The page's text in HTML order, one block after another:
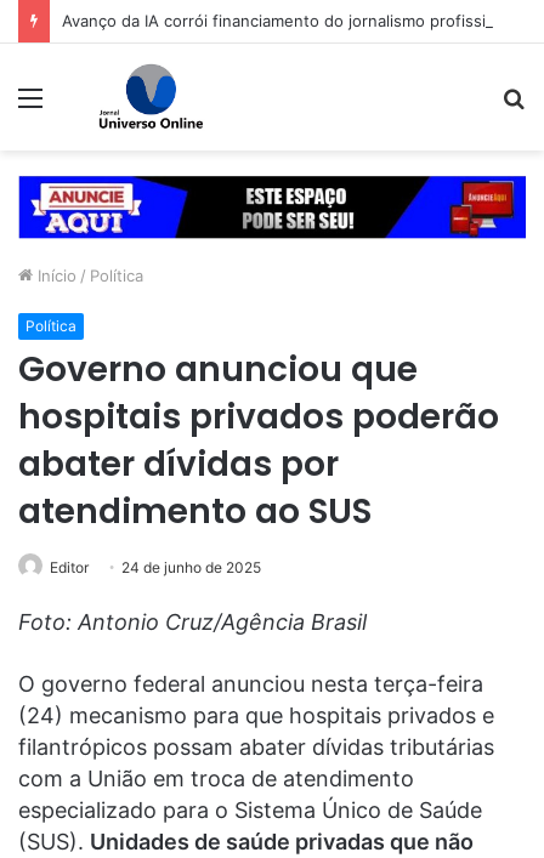
Menu
Início / Política
Política
Governo anunciou que
hospitais privados poderão
abater dívidas por
atendimento ao SUS
Editor 24 de junho de 2025
Foto: Antonio Cruz/Agência Brasil
O governo federal anunciou nesta terça-feira
(24) mecanismo para que hospitais privados e
filantrópicos possam abater dívidas tributárias
com a União em troca de atendimento
especializado para o Sistema Único de Saúde
(SUS). Unidades de saúde privadas que não